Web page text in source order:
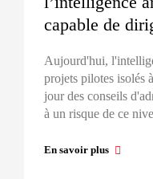
capable de
Aujourd'hui,
projets pilotes isolés
jour des conseils
à un risque de ce
En savoir plus